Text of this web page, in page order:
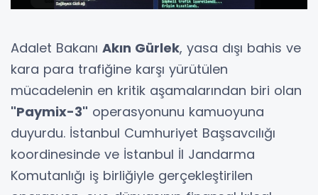
Adalet Bakanı Akın Gürlek, yasa dışı bahis ve
kara para trafiğine karşı yürütülen
mücadelenin en kritik aşamalarından biri olan
"Paymix-3" operasyonunu kamuoyuna
duyurdu. İstanbul Cumhuriyet Başsavcılığı
koordinesinde ve İstanbul İl Jandarma
Komutanlığı iş birliğiyle gerçekleştirilen